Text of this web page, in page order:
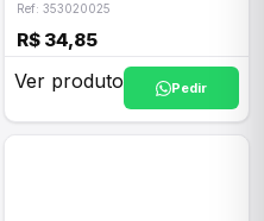
Ref: 353020025
R$ 34,85
Ver produto Pedir